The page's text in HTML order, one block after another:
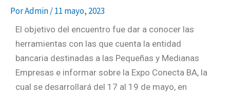
PorAdmin/11 mayo, 2023
El objetivo del encuentro fue dar a conocer las
herramientas con las que cuenta la entidad
bancaria destinadas a las Pequeñas y Medianas
Empresas e informar sobre la Expo Conecta BA, la
cual se desarrollará del 17 al 19 de mayo, en